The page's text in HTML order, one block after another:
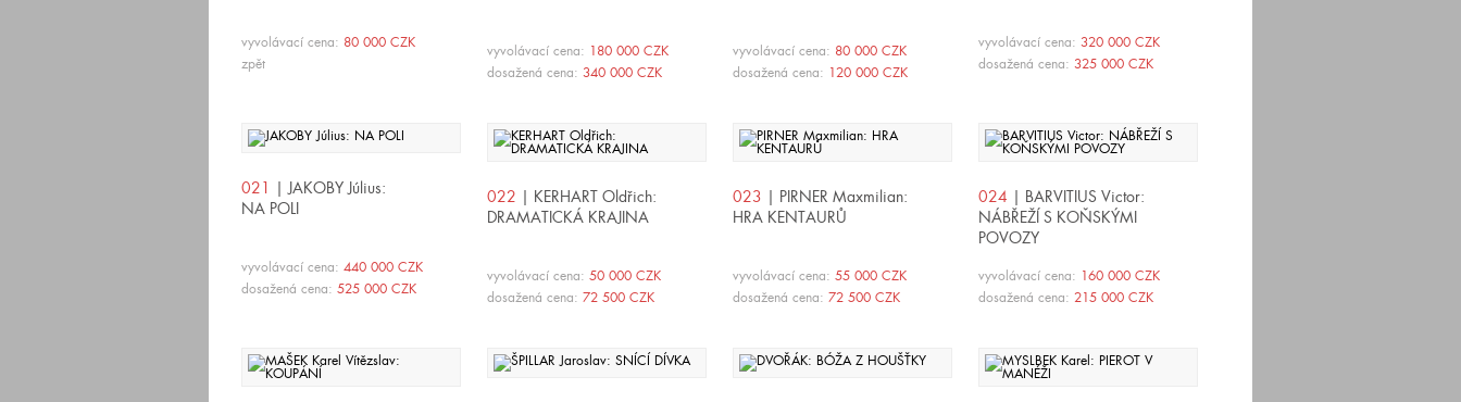
vyvolávací cena: 80 000 CZK
zpět
vyvolávací cena: 180 000 CZK
dosažená cena: 340 000 CZK
vyvolávací cena: 80 000 CZK
dosažená cena: 120 000 CZK
vyvolávací cena: 320 000 CZK
dosažená cena: 325 000 CZK
021 | JAKOBY Július:
NA POLI
vyvolávací cena: 440 000 CZK
dosažená cena: 525 000 CZK
022 | KERHART Oldřich:
DRAMATICKÁ KRAJINA
vyvolávací cena: 50 000 CZK
dosažená cena: 72 500 CZK
023 | PIRNER Maxmilian:
HRA KENTAURŮ
vyvolávací cena: 55 000 CZK
dosažená cena: 72 500 CZK
024 | BARVITIUS Victor:
NÁBŘEŽÍ S KOŇSKÝMI
POVOZY
vyvolávací cena: 160 000 CZK
dosažená cena: 215 000 CZK